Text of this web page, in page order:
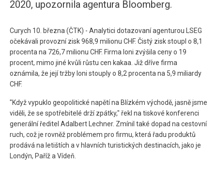
2020, upozornila agentura Bloomberg.
Curych 10. března (ČTK) - Analytici dotazovaní agenturou LSEG
očekávali provozní zisk 968,9 milionu CHF. Čistý zisk stoupl o 8,1
procenta na 726,7 milionu CHF. Firma loni zvýšila ceny o 19
procent, mimo jiné kvůli růstu cen kakaa. Již dříve firma
oznámila, že její tržby loni stouply o 8,2 procenta na 5,9 miliardy
CHF.
"Když vypuklo geopolitické napětí na Blízkém východě, jasně jsme
viděli, že se spotřebitelé drží zpátky," řekl na tiskové konferenci
generální ředitel Adalbert Lechner. Zmínil také dopad na cestovní
ruch, což je rovněž problémem pro firmu, která řadu produktů
prodává na letištích a v hlavních turistických destinacích, jako je
Londýn, Paříž a Vídeň.